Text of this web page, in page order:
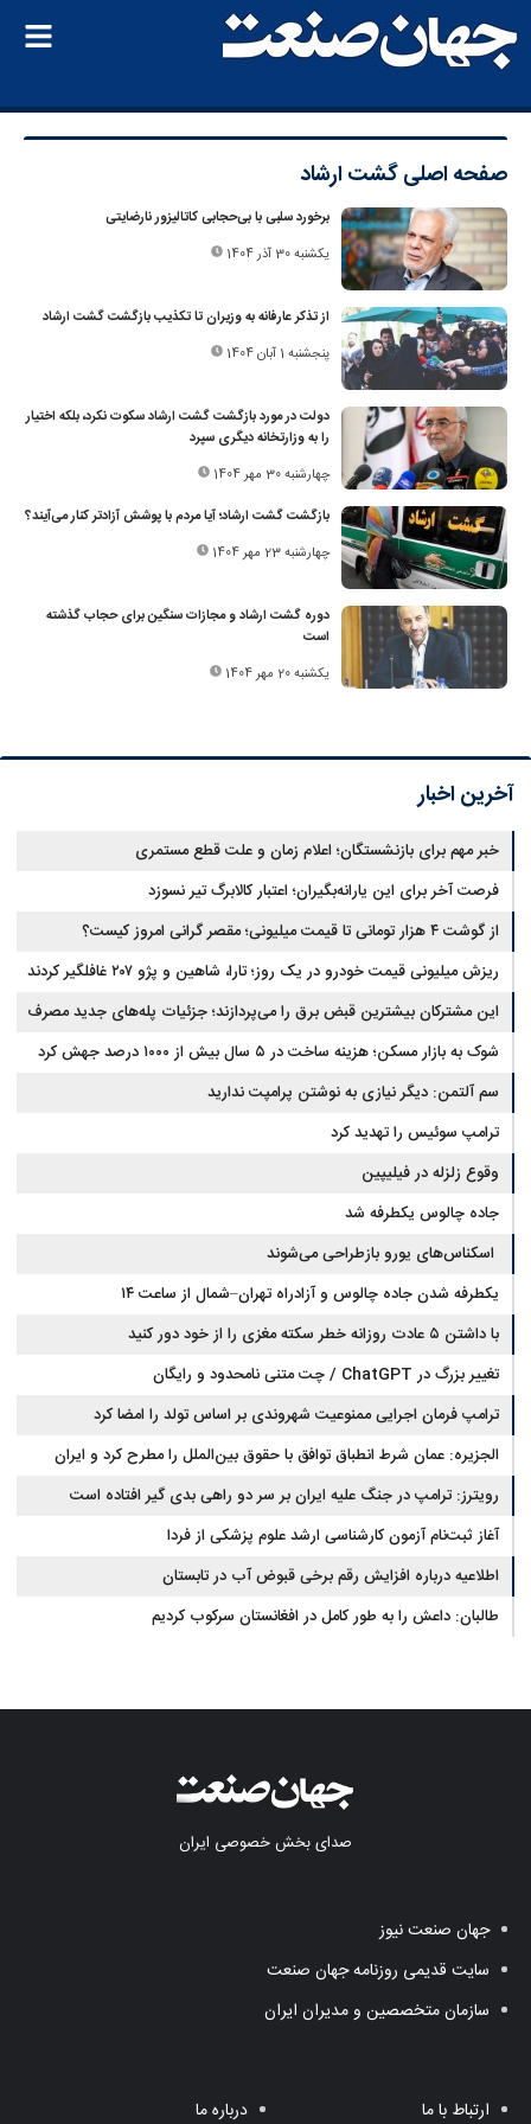
صفحه اصلیگشت ارشاد
برخورد سلبی با بی‌حجابی کاتالیزور نارضایتی
یکشنبه 30 آذر 1404
از تذکر عارفانه به وزیران تا تکذیب بازگشت گشت ارشاد
پنجشنبه 1 آبان 1404
دولت در مورد بازگشت گشت ارشاد سکوت نکرد، بلکه اختیار
را به وزارتخانه دیگری سپرد
چهارشنبه 30 مهر 1404
بازگشت گشت ارشاد؛ آیا مردم با پوشش آزادتر کنار می‌آیند؟
چهارشنبه 23 مهر 1404
دوره گشت ارشاد و مجازات سنگین برای حجاب گذشته
است
یکشنبه 20 مهر 1404
آخرین اخبار
خبر مهم برای بازنشستگان؛ اعلام زمان و علت قطع مستمری
فرصت آخر برای این یارانه‌بگیران؛ اعتبار کالابرگ تیر نسوزد
از گوشت ۴ هزار تومانی تا قیمت میلیونی؛ مقصر گرانی امروز کیست؟
ریزش میلیونی قیمت خودرو در یک روز؛ تارا، شاهین و پژو ۲۰۷ غافلگیر کردند
این مشترکان بیشترین قبض برق را می‌پردازند؛ جزئیات پله‌های جدید مصرف
شوک به بازار مسکن؛ هزینه ساخت در ۵ سال بیش از ۱۰۰۰ درصد جهش کرد
سم آلتمن: دیگر نیازی به نوشتن پرامپت ندارید
ترامپ سوئیس را تهدید کرد
وقوع زلزله در فیلیپین
جاده چالوس یکطرفه شد
اسکناس‌های یورو بازطراحی می‌شوند
یکطرفه شدن جاده چالوس و آزادراه تهران–شمال از ساعت ۱۴
با داشتن ۵ عادت روزانه خطر سکته مغزی را از خود دور کنید
تغییر بزرگ در ChatGPT / چت متنی نامحدود و رایگان
ترامپ فرمان اجرایی ممنوعیت شهروندی بر اساس تولد را امضا کرد
الجزیره: عمان شرط انطباق توافق با حقوق بین‌الملل را مطرح کرد و ایران
پذیرفت
رویترز: ترامپ در جنگ علیه ایران بر سر دو راهی بدی گیر افتاده است
آغاز ثبت‌نام‌ آزمون کارشناسی ارشد علوم پزشکی از فردا
اطلاعیه درباره افزایش رقم برخی قبوض آب در تابستان
طالبان: داعش را به طور کامل در افغانستان سرکوب کردیم
صدای بخش خصوصی ایران
جهان صنعت نیوز
سایت قدیمی روزنامه جهان صنعت
سازمان متخصصین و مدیران ایران
ارتباط با ما درباره ما